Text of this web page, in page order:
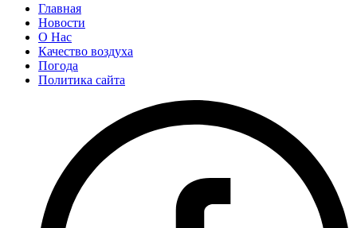
Главная
Новости
О Нас
Качество воздуха
Погода
Политика сайта